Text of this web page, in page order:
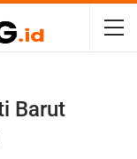
Barut